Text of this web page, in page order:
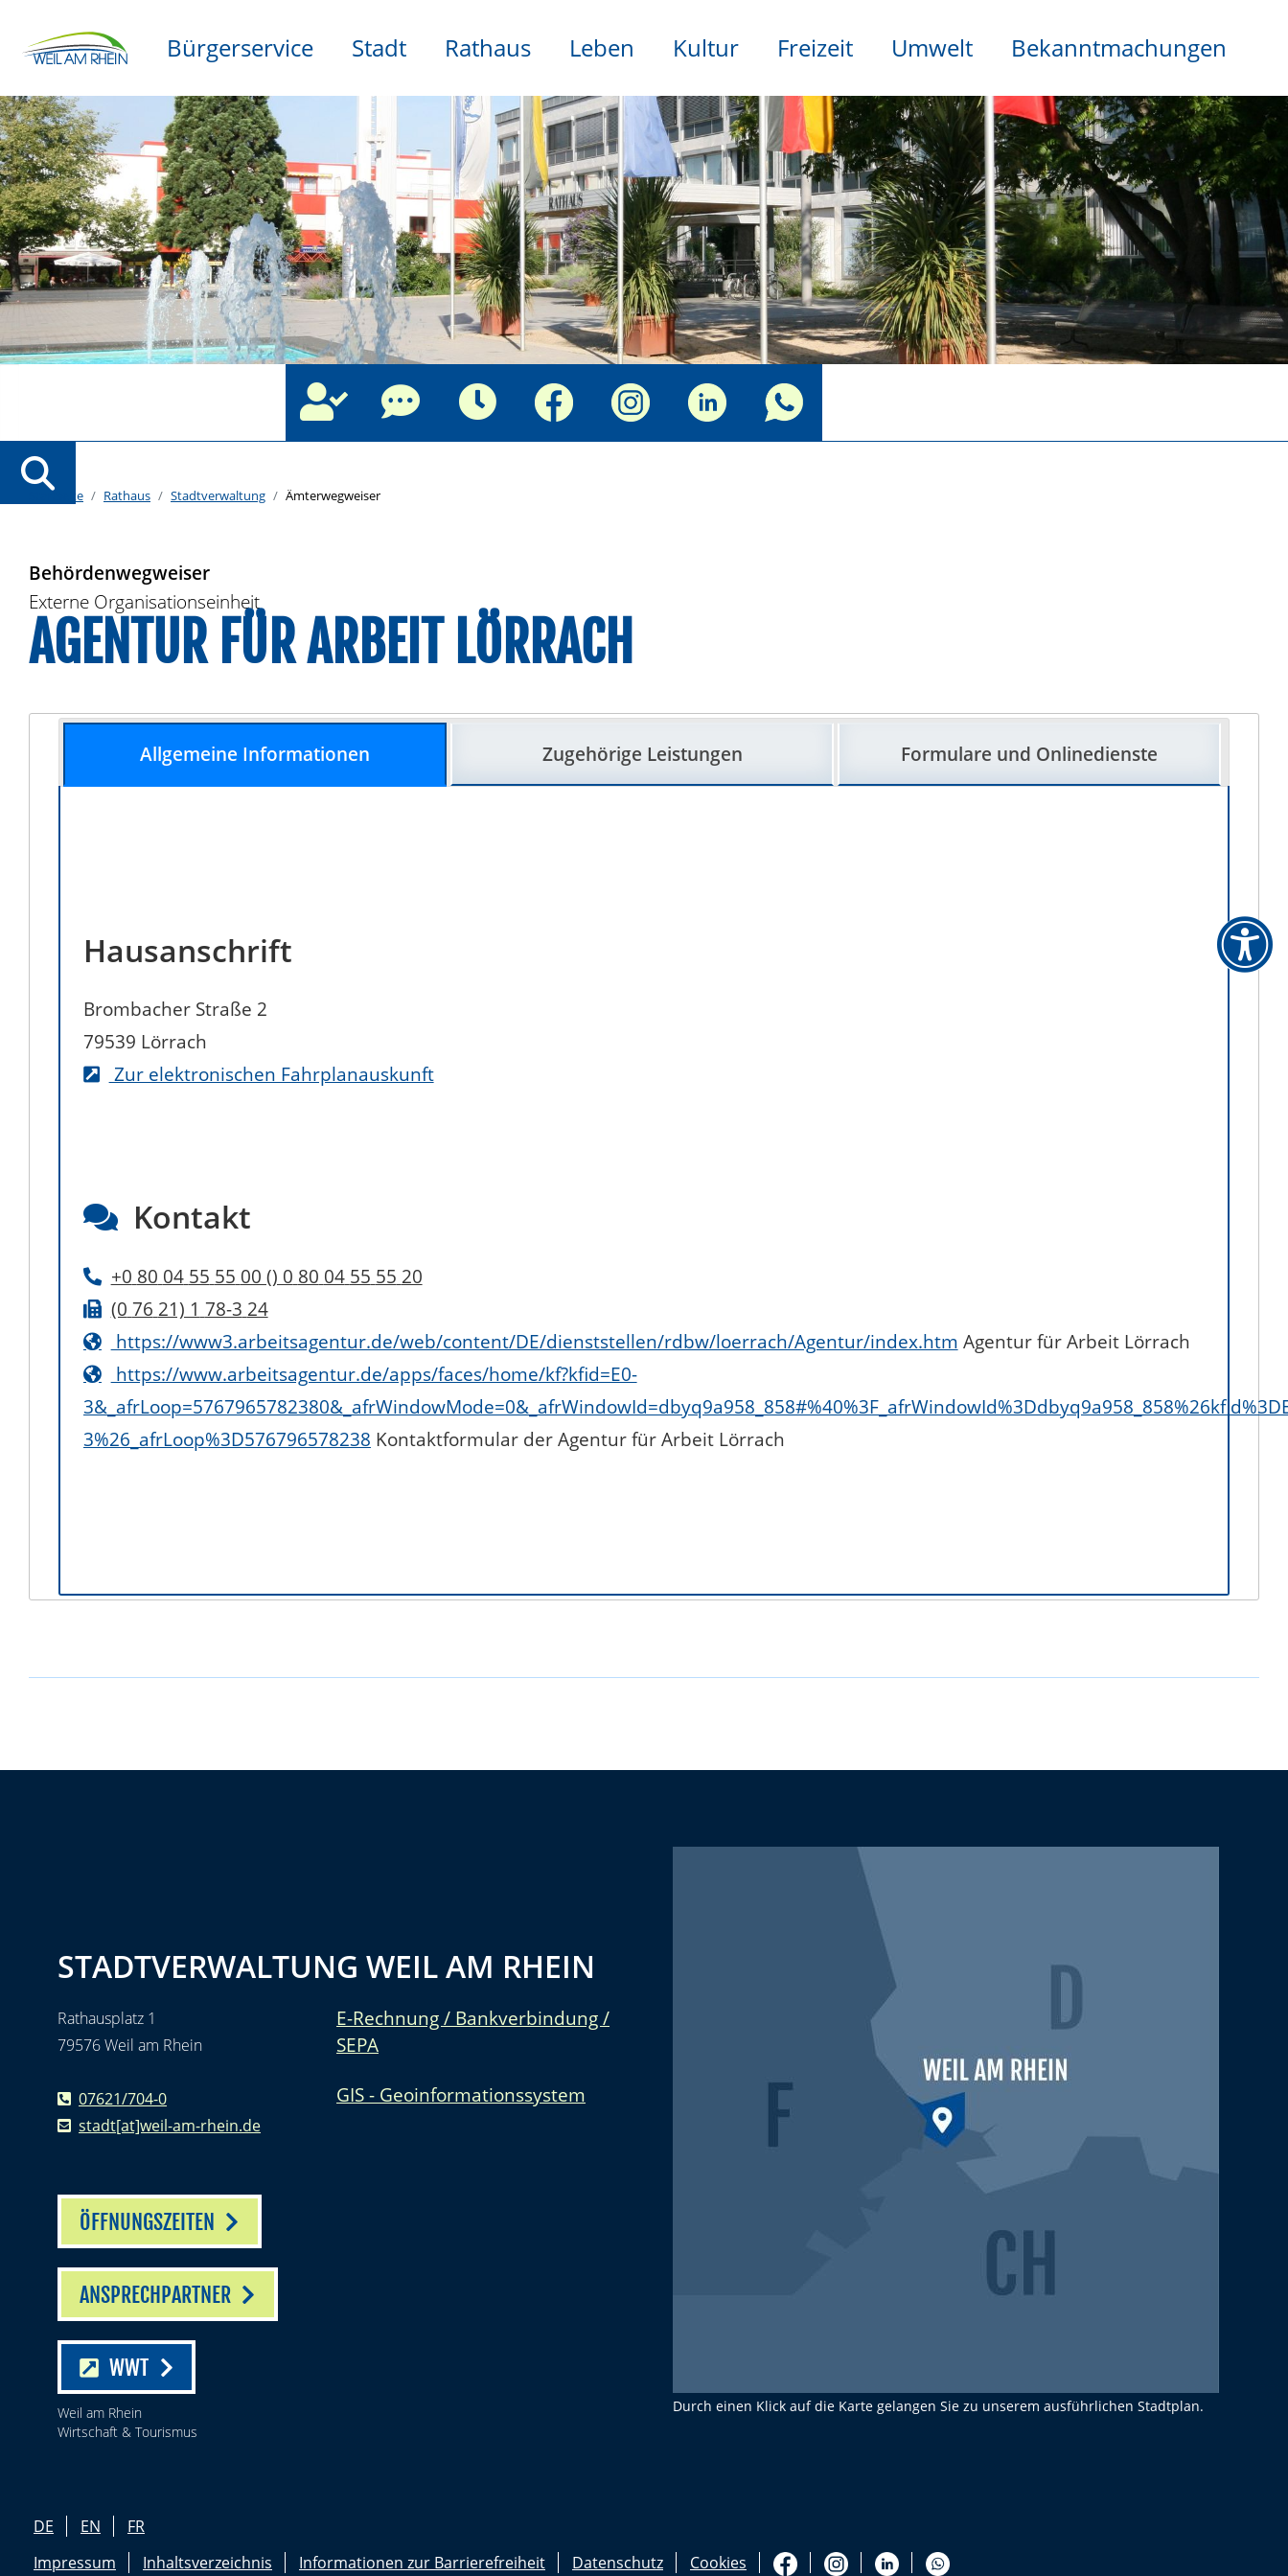
Bürgerservice Stadt Rathaus Leben Kultur Freizeit Umwelt Bekanntmachungen
Startseite Rathaus Stadtverwaltung Ämterwegweiser
Behördenwegweiser
Externe Organisationseinheit
AGENTUR FÜR ARBEIT LÖRRACH
Allgemeine Informationen Zugehörige Leistungen Formulare und Onlinedienste
Hausanschrift
Brombacher Straße 2
79539 Lörrach
Zur elektronischen Fahrplanauskunft
Kontakt
+0 80 04 55 55 00 () 0 80 04 55 55 20
(0 76 21) 1 78-3 24
https://www3.arbeitsagentur.de/web/content/DE/dienststellen/rdbw/loerrach/Agentur/index.htm Agentur für Arbeit Lörrach
https://www.arbeitsagentur.de/apps/faces/home/kf?kfid=E0-
3%26_afrLoop%3D576796578238 Kontaktformular der Agentur für Arbeit Lörrach
STADTVERWALTUNG WEIL AM RHEIN
Rathausplatz 1
79576 Weil am Rhein
07621/704-0
stadt[at]weil-am-rhein.de
ÖFFNUNGSZEITEN
ANSPRECHPARTNER
WWT
Weil am Rhein
Wirtschaft & Tourismus
E-Rechnung / Bankverbindung /
SEPA
GIS - Geoinformationssystem
Durch einen Klick auf die Karte gelangen Sie zu unserem ausführlichen Stadtplan.
DE EN
FR
Impressum
Inhaltsverzeichnis Informationen zur Barrierefreiheit Datenschutz Cookies